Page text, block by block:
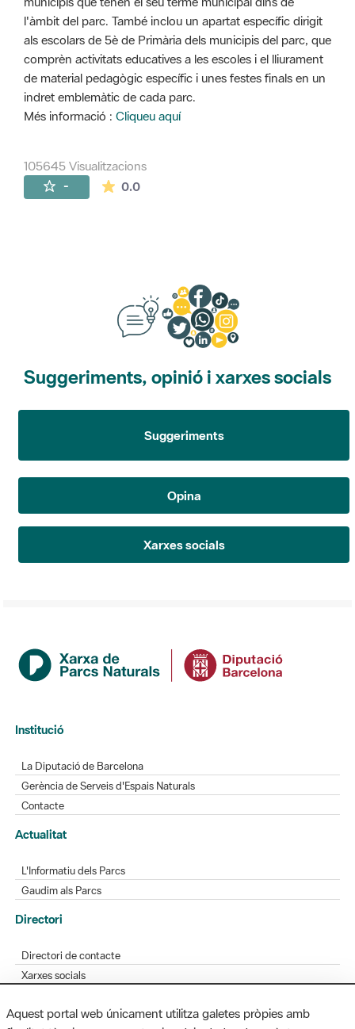
l'àmbit del parc. També inclou un apartat específic dirigit
als escolars de 5è de Primària dels municipis del parc, que
comprèn activitats educatives a les escoles i el lliurament
de material pedagògic específic i unes festes finals en un
indret emblemàtic de cada parc.
Més informació : Cliqueu aquí
105645 Visualitzacions
- 0.0La mitjana de les valoracions és de 0
Suggeriments, opinió i xarxes socials
Suggeriments
Opina
Xarxes socials
Institució
La Diputació de Barcelona
Gerència de Serveis d'Espais Naturals
Contacte
Actualitat
L'Informatiu dels Parcs
Gaudim als Parcs
Directori
Directori de contacte
Xarxes socials
Bústia de suggeriments
Aquest portal web únicament utilitza galetes pròpies amb